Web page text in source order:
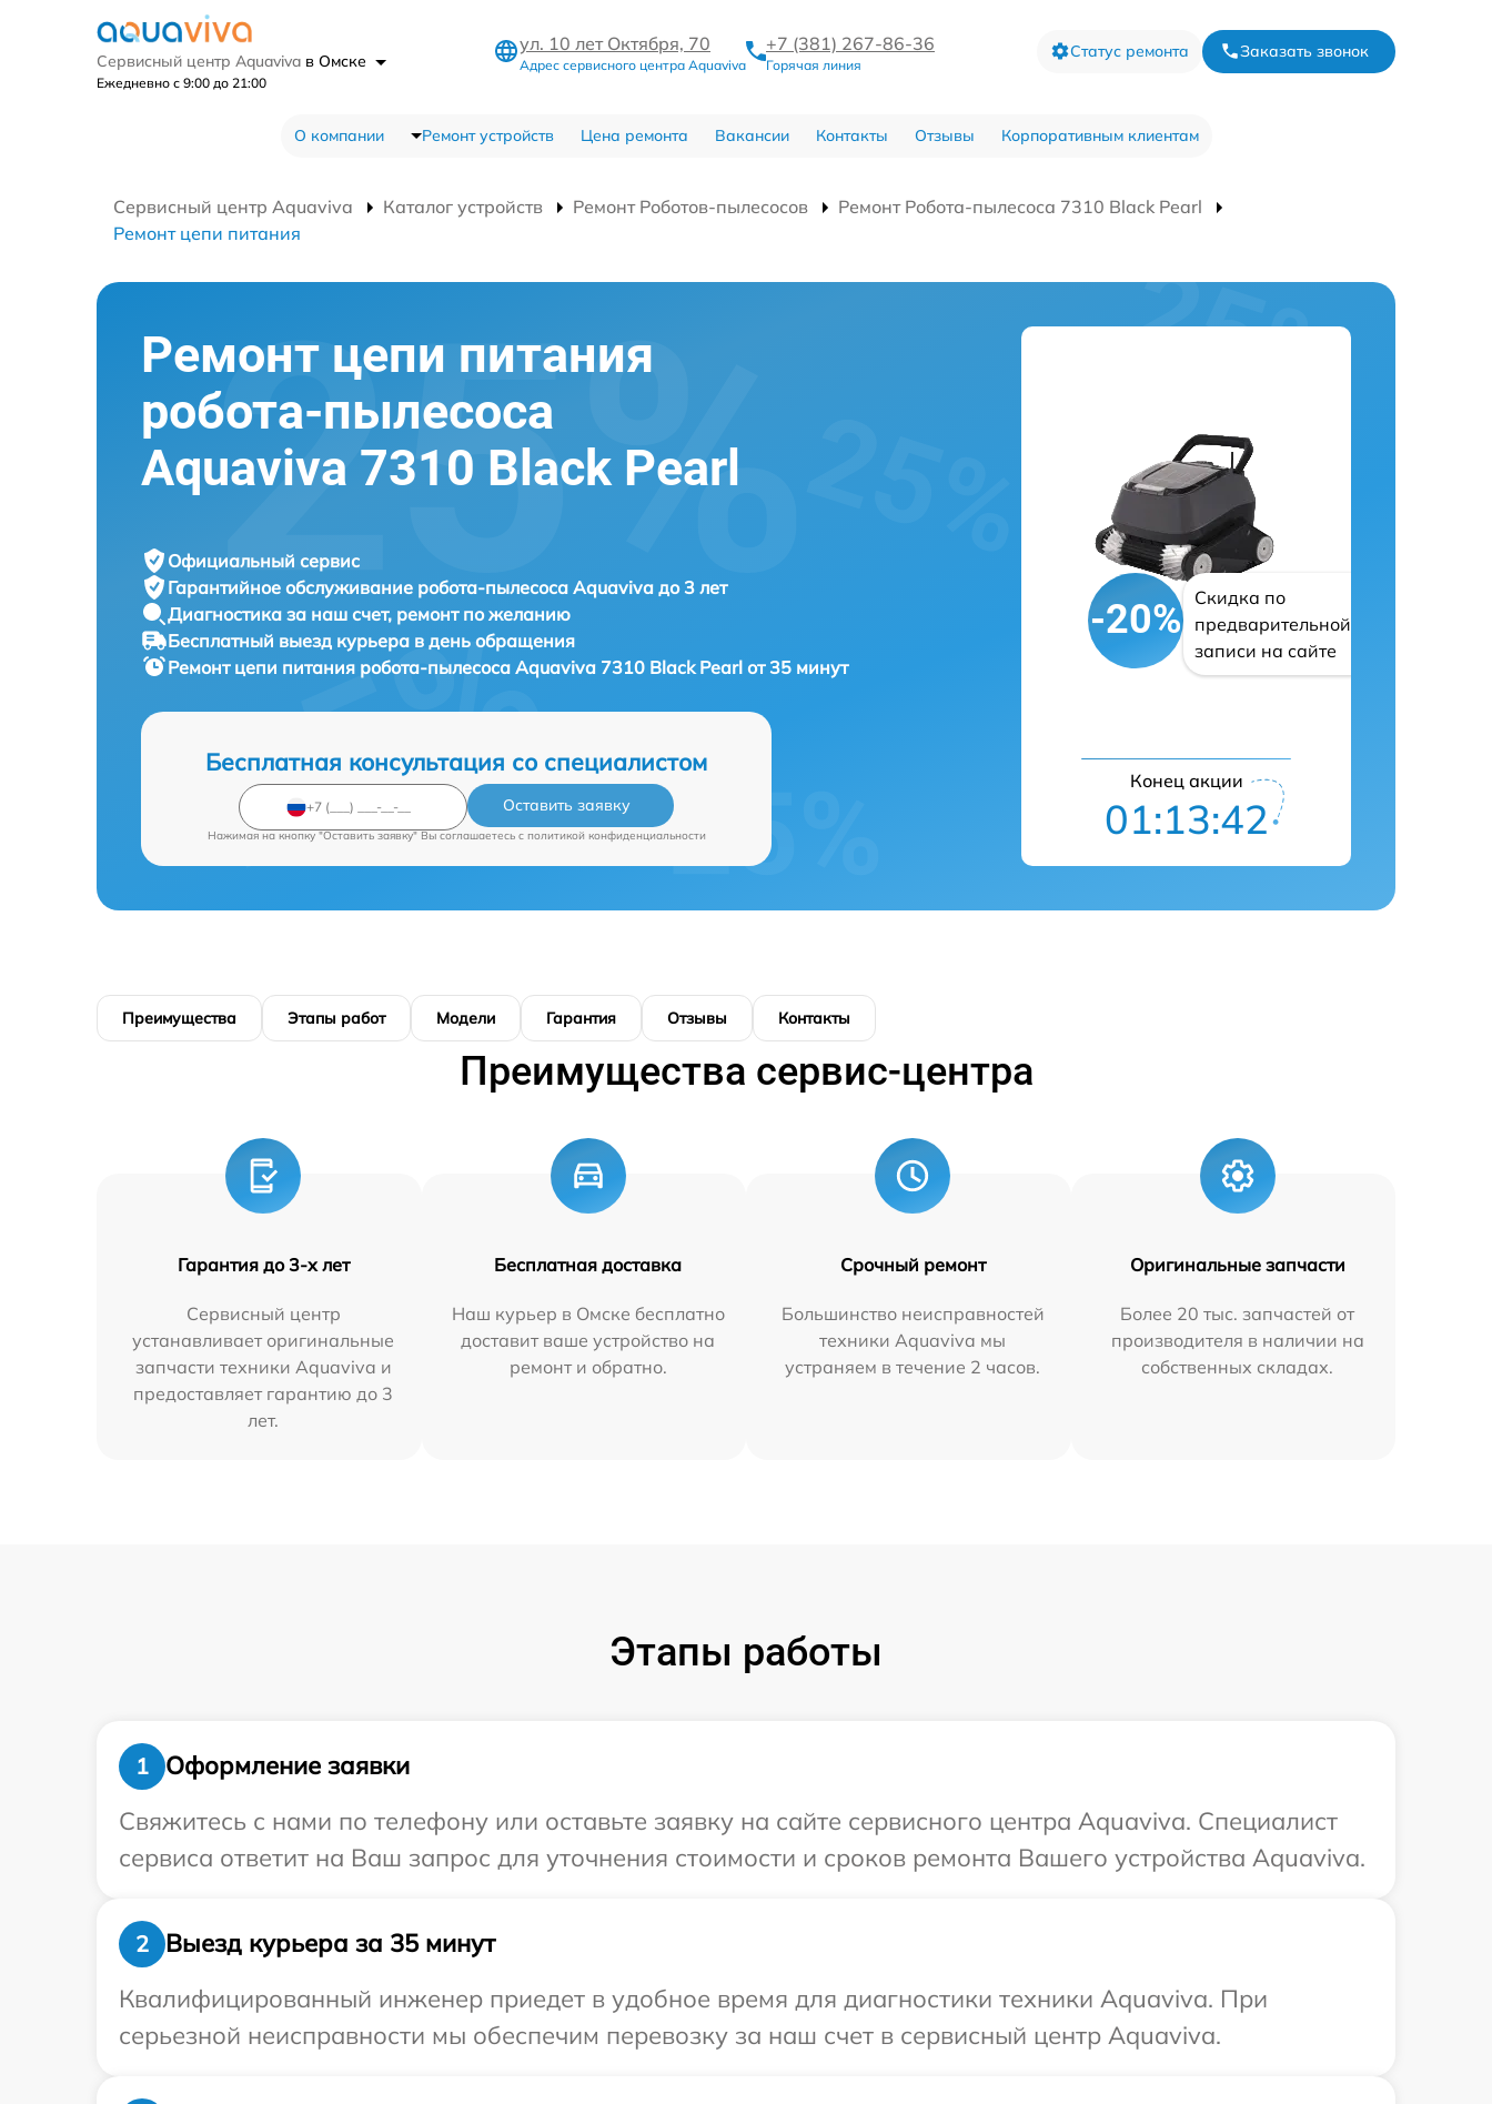
Сервисный центр Aquaviva в Омске
Ежедневно с 9:00 до 21:00
ул. 10 лет Октября, 70
Адрес сервисного центра Aquaviva
+7 (381) 267-86-36
Горячая линия
Статус ремонта Заказать звонок
О компании Ремонт устройств Цена ремонта Вакансии Контакты Отзывы Корпоративным клиентам
Сервисный центр Aquaviva Каталог устройств Ремонт Роботов-пылесосов
Ремонт Робота-пылесоса 7310 Black Pearl
Ремонт цепи питания
Ремонт цепи питания
робота-пылесоса
Aquaviva 7310 Black Pearl
Официальный сервис
Гарантийное обслуживание робота-пылесоса Aquaviva до 3 лет
Диагностика за наш счет, ремонт по желанию
Бесплатный выезд курьера в день обращения
Ремонт цепи питания робота-пылесоса Aquaviva 7310 Black Pearl от 35 минут
Бесплатная консультация со специалистом
Оставить заявку
Нажимая на кнопку "Оставить заявку" Вы соглашаетесь c политикой конфиденциальности
-20%
Скидка по
предварительной
записи на сайте
Конец акции
01:13:41
Преимущества Этапы работ Модели Гарантия Отзывы Контакты
Преимущества сервис-центра
Гарантия до 3-х лет
Сервисный центр
устанавливает оригинальные
запчасти техники Aquaviva и
предоставляет гарантию до 3
лет.
Бесплатная доставка
Наш курьер в Омске бесплатно
доставит ваше устройство на
ремонт и обратно.
Срочный ремонт
Большинство неисправностей
техники Aquaviva мы
устраняем в течение 2 часов.
Оригинальные запчасти
Более 20 тыс. запчастей от
производителя в наличии на
собственных складах.
Этапы работы
1
Оформление заявки
Свяжитесь с нами по телефону или оставьте заявку на сайте сервисного центра Aquaviva. Специалист
сервиса ответит на Ваш запрос для уточнения стоимости и сроков ремонта Вашего устройства Aquaviva.
2
Выезд курьера за 35 минут
Квалифицированный инженер приедет в удобное время для диагностики техники Aquaviva. При
серьезной неисправности мы обеспечим перевозку за наш счет в сервисный центр Aquaviva.